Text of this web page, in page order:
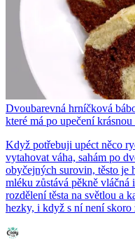
Dvoubarevná hrníčková
které má po upečení
Když potřebuji upéct něco
vytahovat váha, sahám po
obyčejných surovin, těsto je
mléku zůstává pěkně
rozdělení těsta na světlou a
hezky, i když s ní není skoro